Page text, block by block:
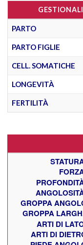
GESTIONALI
PARTO
PARTO FIGLIE
CELL. SOMATICHE
LONGEVITÀ
FERTILITÀ